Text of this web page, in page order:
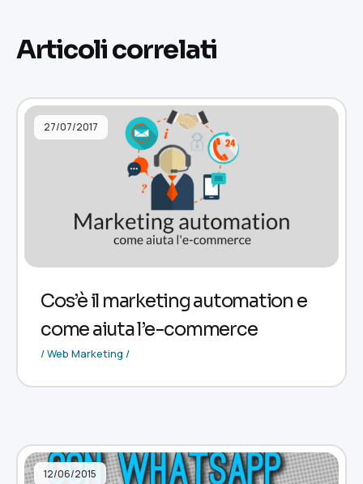
Articoli correlati
27/07/2017
Cos’è il marketing automation e
come aiuta l’e-commerce
/ Web Marketing /
12/06/2015